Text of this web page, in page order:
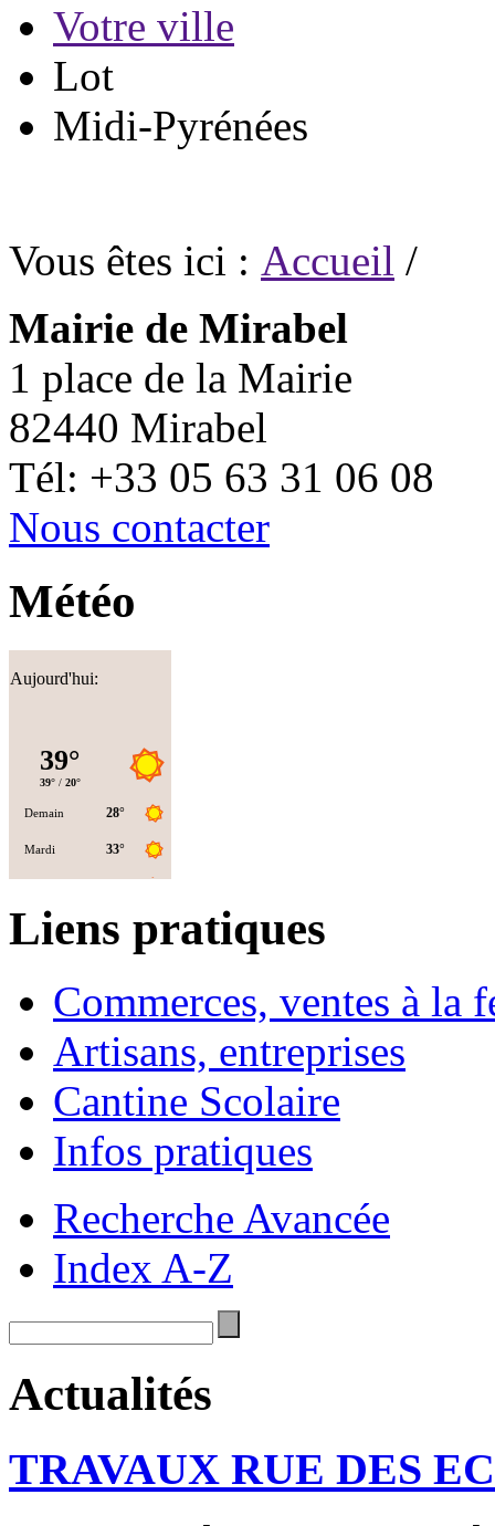
Votre ville
Lot
Midi-Pyrénées
Vous êtes ici : Accueil /
Mairie de Mirabel
1 place de la Mairie
82440 Mirabel
Tél: +33 05 63 31 06 08
Nous contacter
Météo
Aujourd'hui:
Liens pratiques
Commerces, ventes à la
Artisans, entreprises
Cantine Scolaire
Infos pratiques
Recherche Avancée
Index A-Z
Actualités
TRAVAUX RUE DES